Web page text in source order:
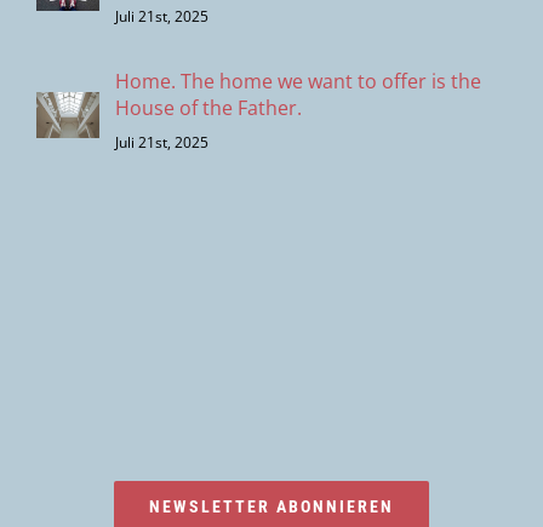
Juli 21st, 2025
Home. The home we want to offer is the
House of the Father.
Juli 21st, 2025
NEWSLETTER ABONNIEREN